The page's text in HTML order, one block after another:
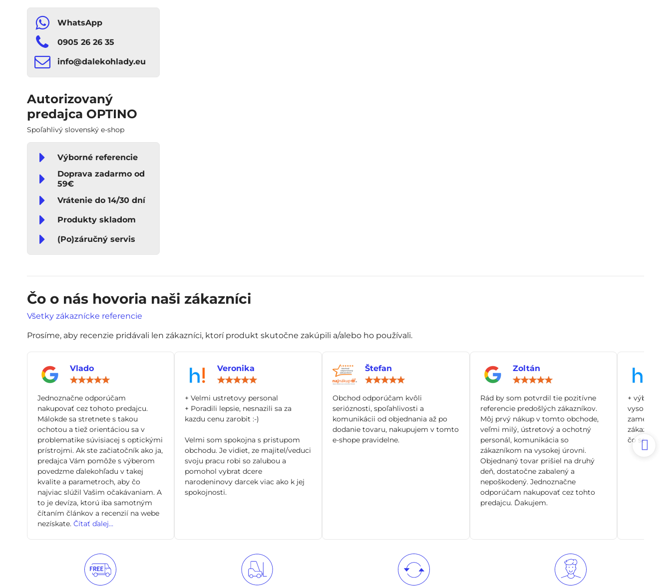
WhatsApp
0905 26 26 35
info​​@dalekohlady​​.eu
Autorizovaný
predajca OPTINO
Spoľahlivý slovenský e-shop
Výborné referencie
Doprava zadarmo od
59€
Vrátenie do 14/30 dní
Produkty skladom
(Po)záručný servis
Čo o nás hovoria naši zákazníci
Všetky zákaznícke referencie
Prosíme, aby recenzie pridávali len zákazníci, ktorí produkt skutočne zakúpili a/alebo ho používali.
Vlado
Jednoznačne odporúčam
nakupovať cez tohoto predajcu.
Málokde sa stretnete s takou
ochotou a tiež orientáciou sa v
problematike súvisiacej s optickými
prístrojmi. Ak ste začiatočník ako ja,
predajca Vám pomôže s výberom
povedzme ďalekohľadu v takej
kvalite a parametroch, aby čo
najviac slúžil Vašim očakávaniam. A
to je devíza, ktorú iba samotným
čítaním článkov a recenzií na webe
nezískate. Čítať ďalej...
Veronika
+ Velmi ustretovy personal
+ Poradili lepsie, nesnazili sa za
kazdu cenu zarobit :-)
Velmi som spokojna s pristupom
obchodu. Je vidiet, ze majitel/veduci
svoju pracu robi so zalubou a
pomohol vybrat dcere
narodeninovy darcek viac ako k jej
spokojnosti.
Štefan
Obchod odporúčam kvôli
serióznosti, spoľahlivosti a
komunikácii od objednania až po
dodanie tovaru, nakupujem v tomto
e-shope pravidelne.
Zoltán
/
5
Rád by som potvrdil tie pozitívne
referencie predošlých zákazníkov.
Môj prvý nákup v tomto obchode,
veľmi milý, ústretový a ochotný
personál, komunikácia so
zákazníkom na vysokej úrovni.
Objednaný tovar prišiel na druhý
deň, dostatočne zabalený a
nepoškodený. Jednoznačne
odporúčam nakupovať cez tohto
predajcu. Ďakujem.
+ výborný
vysoko
zamerané
zákazníka,
čo sa dá.